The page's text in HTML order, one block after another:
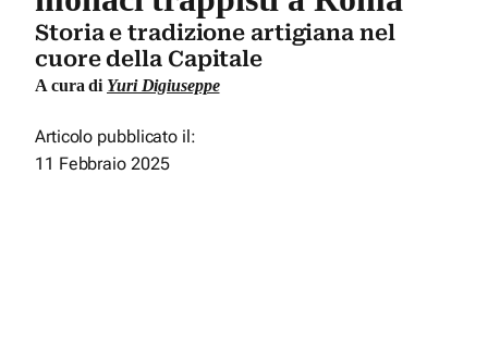
Storia e tradizione artigiana nel
cuore della Capitale
A cura di Yuri Digiuseppe
Articolo pubblicato il:
11 Febbraio 2025